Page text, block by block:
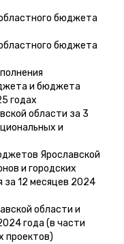
бюджета
бюджета
и бюджета
годах
области за 3
и
Ярославской
и городских
за 12 месяцев 2024
области и
года (в части
проектов)